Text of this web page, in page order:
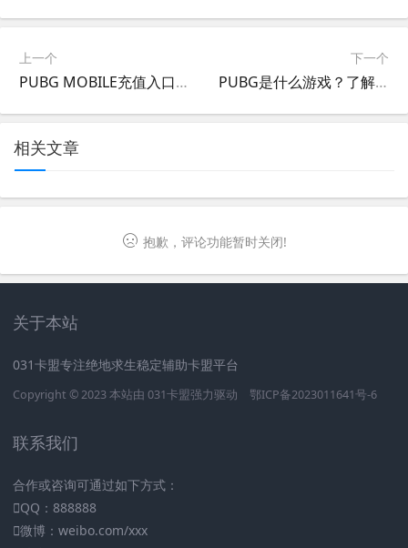
上一个
PUBG MOBILE充值入口_快速安全的充值通道-如何在PUBG MOBILE中安全快速地进行充值
下一个
PUBG是什么游戏？了解这款火爆的多人在线竞技场-PUBG入门指南：新手必看的游戏介绍
相关文章
抱歉，评论功能暂时关闭!
关于本站
031卡盟专注绝地求生稳定辅助卡盟平台
Copyright © 2023 本站由 031卡盟强力驱动 鄂ICP备2023011641号-6
联系我们
合作或咨询可通过如下方式：
QQ：888888
微博：weibo.com/xxx